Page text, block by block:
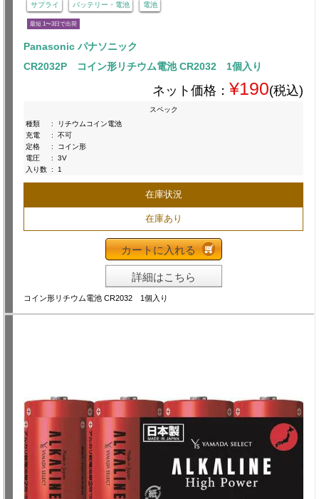
サプライ バッテリー・電池 電池
最短 1〜3日で出荷
Panasonic パナソニック
CR2032P コイン形リチウム電池 CR2032 1個入り
ネット価格： ¥190(税込)
スペック
種類
:
リチウムコイン電池
充電
:
不可
定格
:
コイン形
電圧
:
3V
入り数 : 1
在庫状況
在庫あり
カートに入れる
詳細はこちら
コイン形リチウム電池 CR2032 1個入り